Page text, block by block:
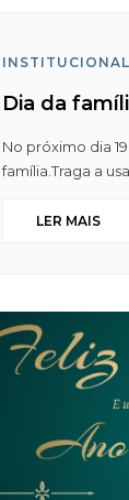
INSTITUCIONAL
Dia da
No próximo dia
família.Traga a
LER MAIS